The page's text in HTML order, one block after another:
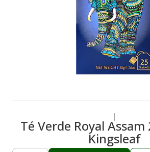
|
Té Verde Royal Assam
Kingsleaf